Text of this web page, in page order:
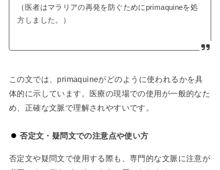
（医者はマラリアの再発を防ぐためにprimaquineを処
方しました。）
この文では、primaquineがどのように使われるかを具
体的に示しています。医療の現場での使用が一般的なた
め、正確な文脈で理解されやすいです。
否定文・疑問文での注意点や使い方
否定文や疑問文で使用する際も、専門的な文脈に注意が